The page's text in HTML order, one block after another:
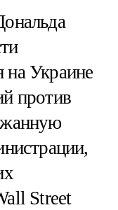
на Украине
против
Street